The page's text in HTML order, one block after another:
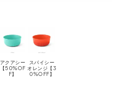
アクアシー
【50%OF
F】
スパイシー
オレンジ【3
0%OFF】